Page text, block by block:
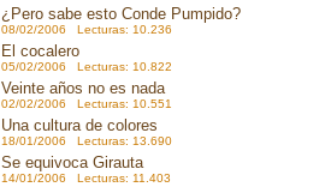
¿Pero sabe esto Conde Pumpido?
08/02/2006 Lecturas: 10.236
El cocalero
05/02/2006 Lecturas: 10.822
Veinte años no es nada
02/02/2006 Lecturas: 10.551
Una cultura de colores
18/01/2006 Lecturas: 13.690
Se equivoca Girauta
14/01/2006 Lecturas: 11.403